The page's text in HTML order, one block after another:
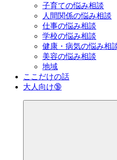
子育ての悩み相談
人間関係の悩み相談
仕事の悩み相談
学校の悩み相談
健康・病気の悩み相
美容の悩み相談
地域
ここだけの話
大人向け🔞